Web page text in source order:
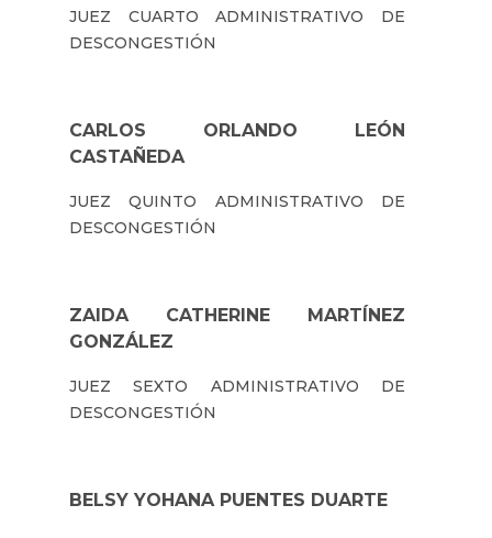
JUEZ CUARTO ADMINISTRATIVO DE
DESCONGESTIÓN
CARLOS ORLANDO LEÓN
CASTAÑEDA
JUEZ QUINTO ADMINISTRATIVO DE
DESCONGESTIÓN
ZAIDA CATHERINE MARTÍNEZ
GONZÁLEZ
JUEZ SEXTO ADMINISTRATIVO DE
DESCONGESTIÓN
BELSY YOHANA PUENTES DUARTE